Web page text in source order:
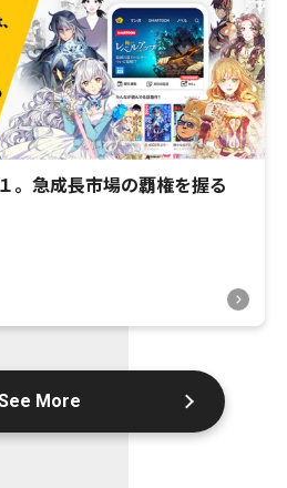
。急成長市場の覇権を握る
More